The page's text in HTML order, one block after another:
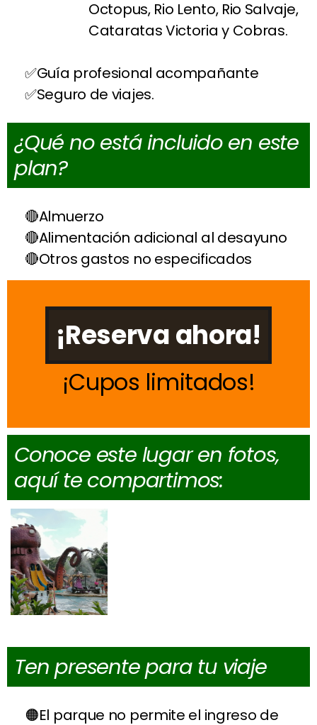
Octopus, Rio Lento, Rio Salvaje,
Cataratas Victoria y Cobras.
Guía profesional acompañante
Seguro de viajes.
¿Qué no está incluido en este
plan?
Almuerzo
Alimentación adicional al desayuno
Otros gastos no especificados
¡Reserva ahora!
Cupos limitados
Conoce este lugar en fotos,
aquí te compartimos:
Ten presente para tu viaje
El parque no permite el ingreso de